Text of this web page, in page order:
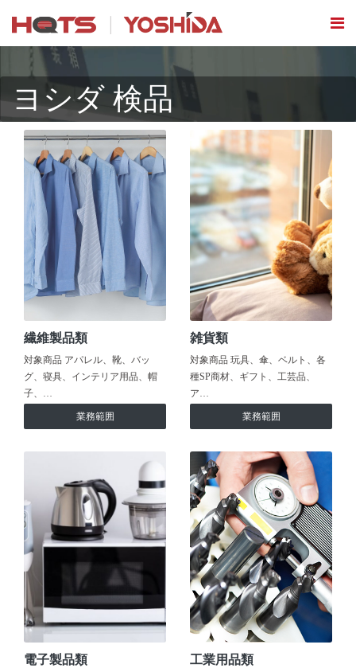
ヨシダ 検品
繊維製品類
対象商品 アパレル、靴、バッ
グ、寝具、インテリア用品、帽
子、…
業務範囲
雑貨類
対象商品 玩具、傘、ベルト、各
種SP商材、ギフト、工芸品、
ア…
業務範囲
電子製品類 工業用品類